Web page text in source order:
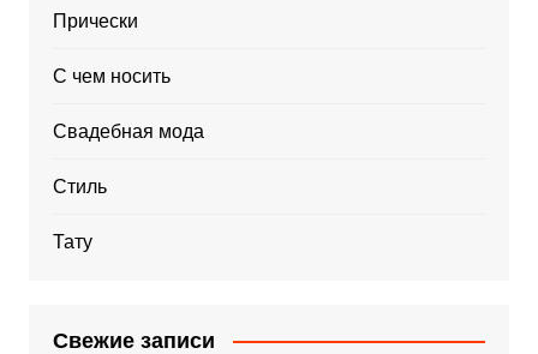
Прически
С чем носить
Свадебная мода
Стиль
Тату
Свежие записи